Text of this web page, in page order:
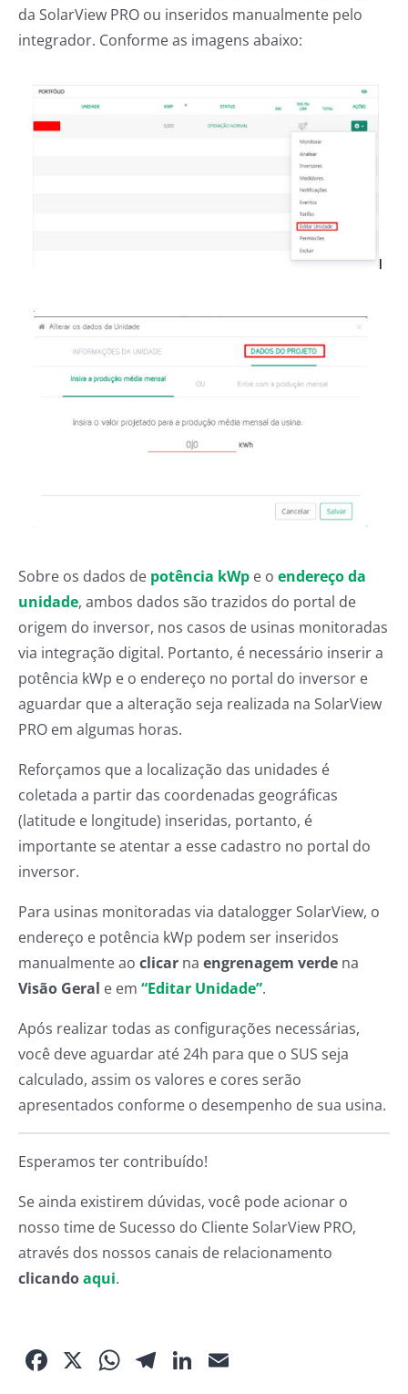
da SolarView PRO ou inseridos manualmente pelo
integrador. Conforme as imagens abaixo:
Sobre os dados de potência kWp e o endereço da
unidade, ambos dados são trazidos do portal de
origem do inversor, nos casos de usinas monitoradas
via integração digital. Portanto, é necessário inserir a
potência kWp e o endereço no portal do inversor e
aguardar que a alteração seja realizada na SolarView
PRO em algumas horas.
Reforçamos que a localização das unidades é
coletada a partir das coordenadas geográficas
(latitude e longitude) inseridas, portanto, é
importante se atentar a esse cadastro no portal do
inversor.
Para usinas monitoradas via datalogger SolarView, o
endereço e potência kWp podem ser inseridos
manualmente ao clicar na engrenagem verde na
Visão Geral e em “Editar Unidade”.
Após realizar todas as configurações necessárias,
você deve aguardar até 24h para que o SUS seja
calculado, assim os valores e cores serão
apresentados conforme o desempenho de sua usina.
Esperamos ter contribuído!
Se ainda existirem dúvidas, você pode acionar o
nosso time de Sucesso do Cliente SolarView PRO,
através dos nossos canais de relacionamento
clicandoaqui.
Facebook
X WhatsApp
Telegram
LinkedIn